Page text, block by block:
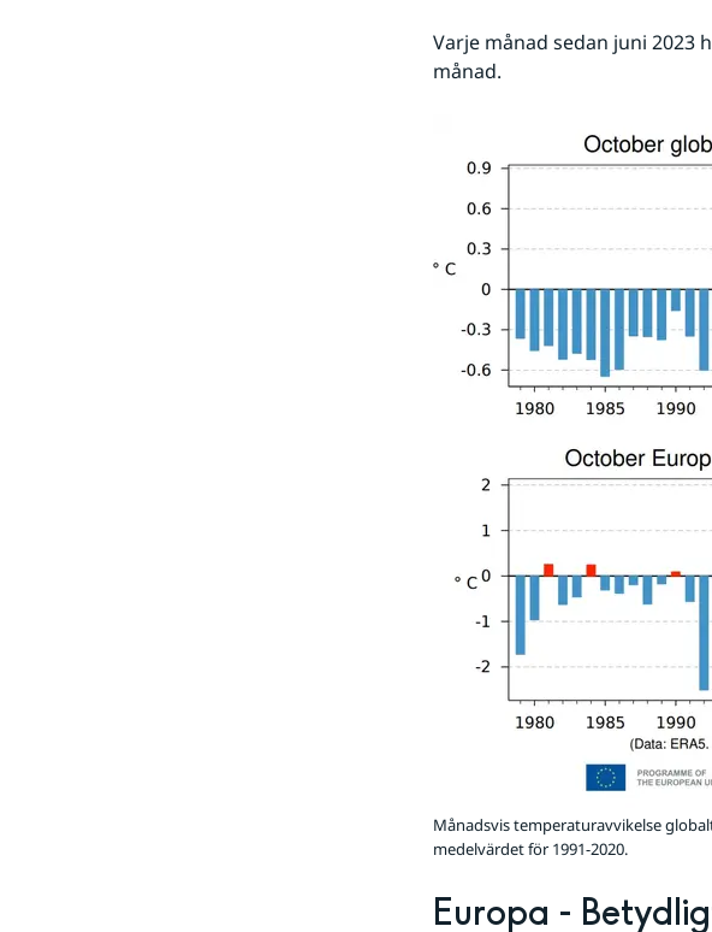
Varje månad sedan juni
månad.
Månadsvis temperaturavvikelse
medelvärdet för 1991-2020.
Europa -